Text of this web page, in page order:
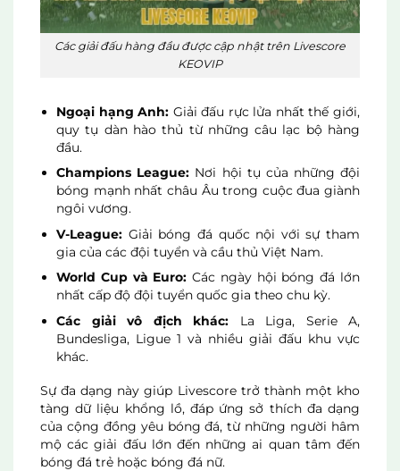
Các giải đấu hàng đầu được cập nhật trên Livescore
KEOVIP
Ngoại hạng Anh: Giải đấu rực lửa nhất thế giới,
quy tụ dàn hào thủ từ những câu lạc bộ hàng
đầu.
Champions League: Nơi hội tụ của những đội
bóng mạnh nhất châu Âu trong cuộc đua giành
ngôi vương.
V-League: Giải bóng đá quốc nội với sự tham
gia của các đội tuyển và cầu thủ Việt Nam.
World Cup và Euro: Các ngày hội bóng đá lớn
nhất cấp độ đội tuyển quốc gia theo chu kỳ.
Các giải vô địch khác: La Liga, Serie A,
Bundesliga, Ligue 1 và nhiều giải đấu khu vực
khác.
Sự đa dạng này giúp Livescore trở thành một kho
tàng dữ liệu khổng lồ, đáp ứng sở thích đa dạng
của cộng đồng yêu bóng đá, từ những người hâm
mộ các giải đấu lớn đến những ai quan tâm đến
bóng đá trẻ hoặc bóng đá nữ.